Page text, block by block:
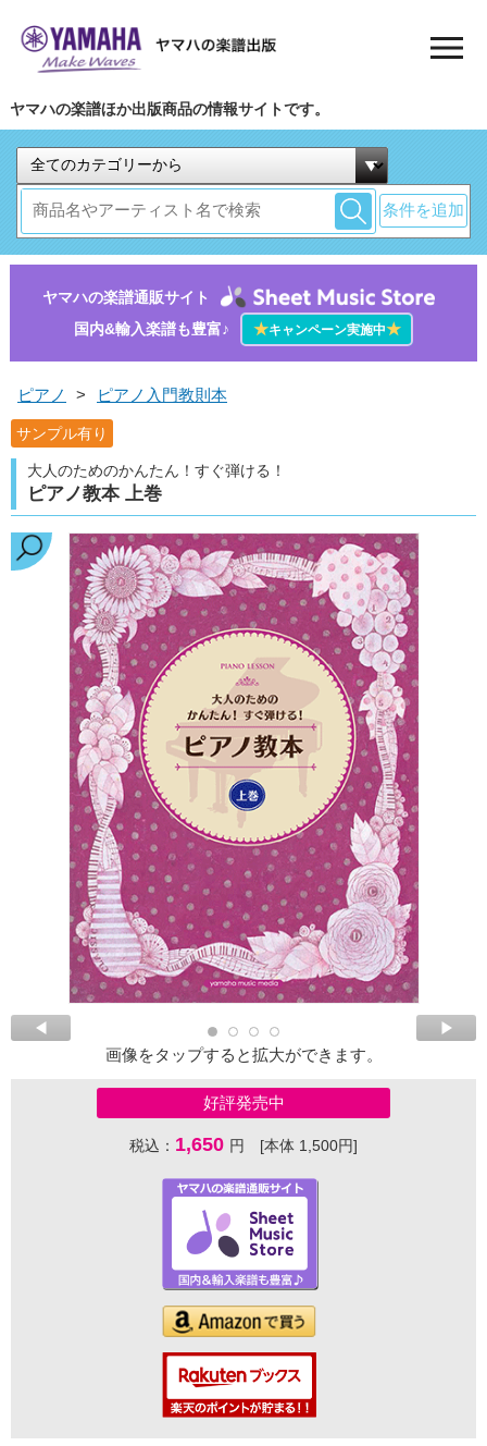
ヤマハの楽譜ほか出版商品の情報サイトです。
条件を追加
ヤマハの楽譜通販サイト
国内&輸入楽譜も豊富♪
★キャンペーン実施中★
ピアノ > ピアノ入門教則本
サンプル有り
大人のためのかんたん！すぐ弾ける！
ピアノ教本 上巻
画像をタップすると拡大ができます。
好評発売中
税込： 1,650 円 [本体 1,500円]